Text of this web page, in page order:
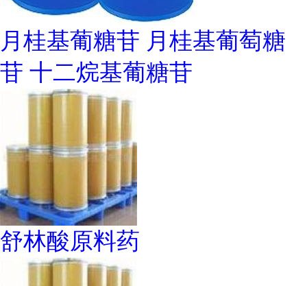
月桂基葡糖苷 月桂基葡萄糖
苷 十二烷基葡糖苷
舒林酸原料药